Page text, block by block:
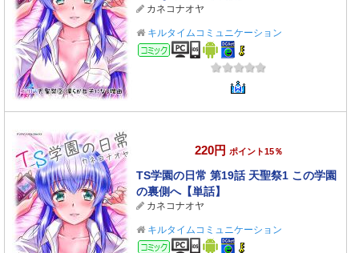
カネコナオヤ
キルタイムコミュニケーション
コミック
220円 ポイント15％
TS学園の日常 第19話 天聖祭1 この学園
の裏側へ【単話】
カネコナオヤ
キルタイムコミュニケーション
コミック